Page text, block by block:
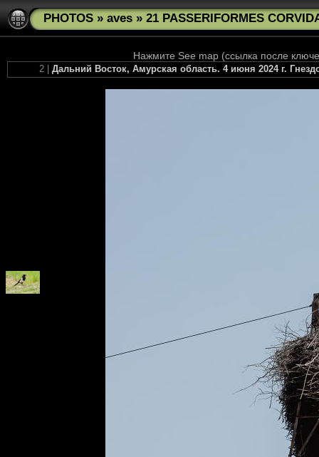
PHOTOS » aves » 21 PASSERIFORMES
Нажмите See map (ссылка после
2 | Дальний Восток, Амурская область. 4 июня 2024 г.